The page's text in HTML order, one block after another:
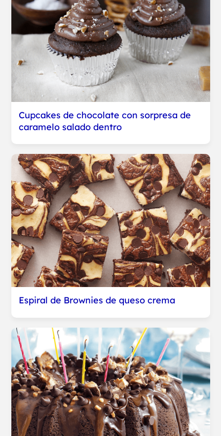
Cupcakes de chocolate con sorpresa de
caramelo salado dentro
Espiral de Brownies de queso crema